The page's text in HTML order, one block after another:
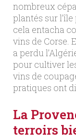
nombreux
plantés sur
cela entacha
vins de Corse.
a perdu
pour cultiver
vins de
pratiques ont
La
terroirs